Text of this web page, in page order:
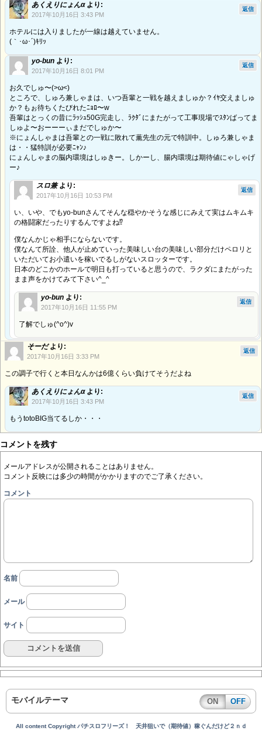
あくえりにょんα より:
2017年10月16日 3:43 PM
ホテルには入りましたが一線は越えていません。
(｀･ω･´)ｷﾘｯ
返信
yo-bun より:
2017年10月16日 8:01 PM
お久でしゅ〜(>ω<)
ところで、しゅろ兼しゃまは、いつ吾輩と一戦を越えましゅか？ｲﾔ交えましゅ
か？もぉ待ちくたびれたﾆｮﾛ〜w
吾輩はとっくの昔にﾗｯｼｭ50G完走し、ﾗｸﾀﾞにまたがって工事現場でｽﾀﾝばってま
しゅよ〜おーーーぃまだでしゅか〜
※にょんしゃまは吾輩との一戦に敗れて薫先生の元で特訓中。しゅろ兼しゃま
は・・猛特訓が必要ﾆｬﾝ♪
にょんしゃまの脳内環境はしゅきー。しかーし、腸内環境は期待値にゃしゃげ
ー♪
返信
スロ兼 より:
2017年10月16日 10:53 PM
い、いや、でもyo-bunさんてそんな穏やかそうな感じにみえて実はムキムキ
の格闘家だったりするんですよね⁉︎
僕なんかじゃ相手にならないです。
僕なんて所詮、他人が止めていった美味しい台の美味しい部分だけペロリと
いただいてお小遣いを稼いでるしがないスロッターです。
日本のどこかのホールで明日も打っていると思うので、ラクダにまたがった
まま声をかけてみて下さい^_^
返信
yo-bun より:
2017年10月16日 11:55 PM
了解でしゅ(^o^)v
返信
そーだ より:
2017年10月16日 3:33 PM
この調子で行くと本日なんかは6億くらい負けてそうだよね
返信
あくえりにょんα より:
2017年10月16日 3:43 PM
もうtotoBIG当てるしか・・・
返信
コメントを残す
メールアドレスが公開されることはありません。
コメント反映には多少の時間がかかりますのでご了承ください。
コメント
名前
メール
サイト
モバイルテーマ ON OFF
All content Copyright パチスロフリーズ！ 天井狙いで（期待値）稼ぐんだけど２ｎｄ